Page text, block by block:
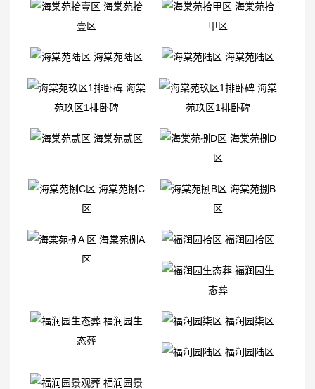
海棠苑拾
壹区
海棠苑拾
甲区
海棠苑陆区 海棠苑陆区
海棠
苑玖区1排卧碑
海棠
苑玖区1排卧碑
海棠苑贰区
海棠苑捌D
区
海棠苑捌C
区
海棠苑捌B
区
海棠苑捌A
区
福润园拾区
福润园生
态葬
福润园生
态葬
福润园柒区
福润园陆区
福润园景